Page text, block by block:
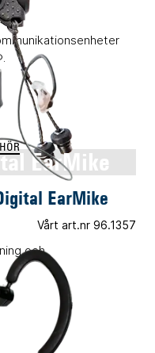
EarMike
EarMike
Vårt art.nr 96.1357
och